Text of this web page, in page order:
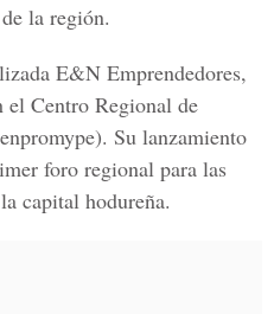
la región.
E&N Emprendedores,
el Centro Regional de
Su lanzamiento
foro regional para las
capital hodureña.